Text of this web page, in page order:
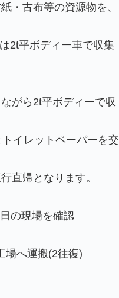
・古布等の資源物を、
2t平ボディー車で収集
がら2t平ボディーで収
イレットペーパーを交
直帰となります。
の現場を確認
へ運搬(2往復)